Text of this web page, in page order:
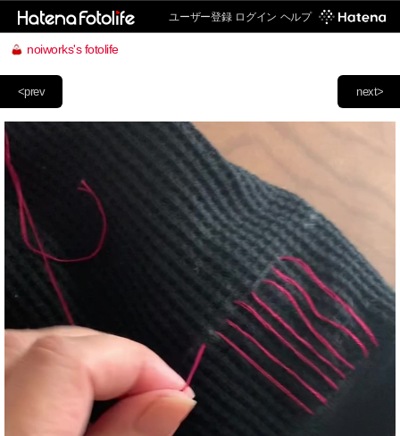
ユーザー登録 ログイン ヘルプ
noiworks's fotolife
next>
<prev